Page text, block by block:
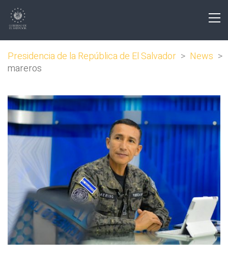
Presidencia de la República de El Salvador > News >
mareros